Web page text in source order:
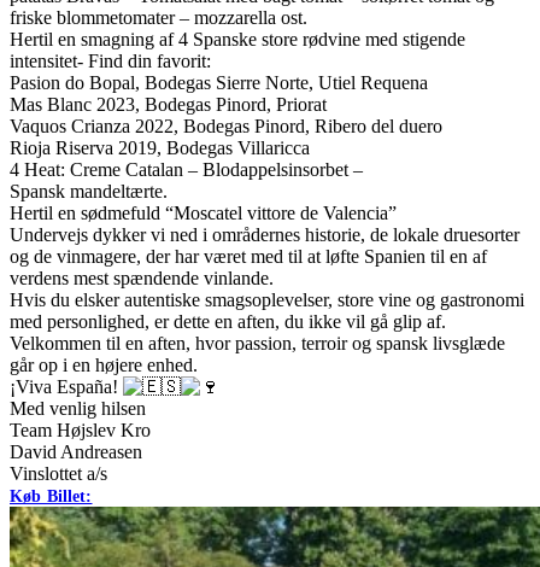
friske blommetomater – mozzarella ost.
Hertil en smagning af 4 Spanske store rødvine med stigende
intensitet- Find din favorit:
Pasion do Bopal, Bodegas Sierre Norte, Utiel Requena
Mas Blanc 2023, Bodegas Pinord, Priorat
Vaquos Crianza 2022, Bodegas Pinord, Ribero del duero
Rioja Riserva 2019, Bodegas Villaricca
4 Heat: Creme Catalan – Blodappelsinsorbet –
Spansk mandeltærte.
Hertil en sødmefuld “Moscatel vittore de Valencia”
Undervejs dykker vi ned i områdernes historie, de lokale druesorter
og de vinmagere, der har været med til at løfte Spanien til en af
verdens mest spændende vinlande.
Hvis du elsker autentiske smagsoplevelser, store vine og gastronomi
med personlighed, er dette en aften, du ikke vil gå glip af.
Velkommen til en aften, hvor passion, terroir og spansk livsglæde
går op i en højere enhed.
¡Viva España!
Med venlig hilsen
Team Højslev Kro
David Andreasen
Vinslottet a/s
Køb Billet: